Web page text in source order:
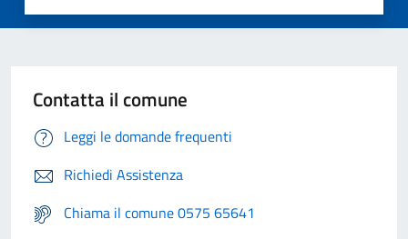
Contatta il comune
Leggi le domande frequenti
Richiedi Assistenza
Chiama il comune 0575 65641